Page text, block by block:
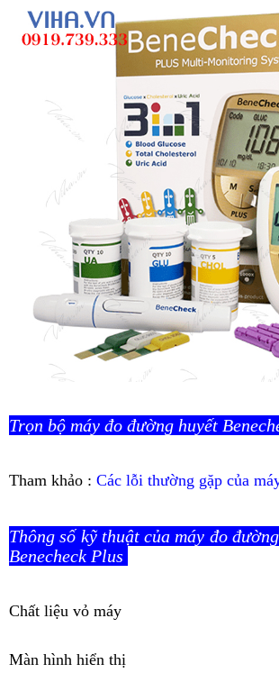
Trọn bộ máy đo đường huyết
Tham khảo : Các lỗi thường gặp của
Thông số kỹ thuật của máy đo
Benecheck Plus
Chất liệu vỏ
Màn hình hiển